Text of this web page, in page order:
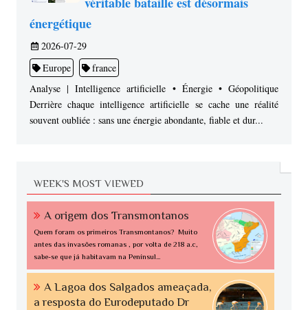
énergétique
2026-07-29
Europe
france
Analyse | Intelligence artificielle • Énergie • Géopolitique
Derrière chaque intelligence artificielle se cache une réalité
souvent oubliée : sans une énergie abondante, fiable et dur...
WEEK'S MOST VIEWED
A origem dos Transmontanos
Quem foram os primeiros Transmontanos? Muito
antes das invasões romanas , por volta de 218 a.c,
sabe-se que já habitavam na Penínsul...
A Lagoa dos Salgados ameaçada,
a resposta do Eurodeputado Dr